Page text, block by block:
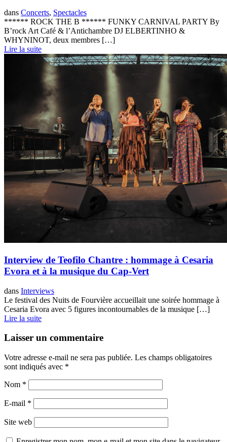
dans Concerts, Spectacles
****** ROCK THE B ****** FUNKY CARNIVAL PARTY By
B’rock Art Café & l’Antichambre DJ ELBERTINHO &
WHYNINOT, deux membres […]
Lire la suite
Interview de Teofilo Chantre : hommage à Cesaria
Evora et à la musique du Cap-Vert
dans Interviews
Le festival des Nuits de Fourvière accueillait une soirée hommage à
Cesaria Evora avec 5 figures incontournables de la musique […]
Lire la suite
Laisser un commentaire
Votre adresse e-mail ne sera pas publiée. Les champs obligatoires
sont indiqués avec *
Nom *
E-mail *
Site web